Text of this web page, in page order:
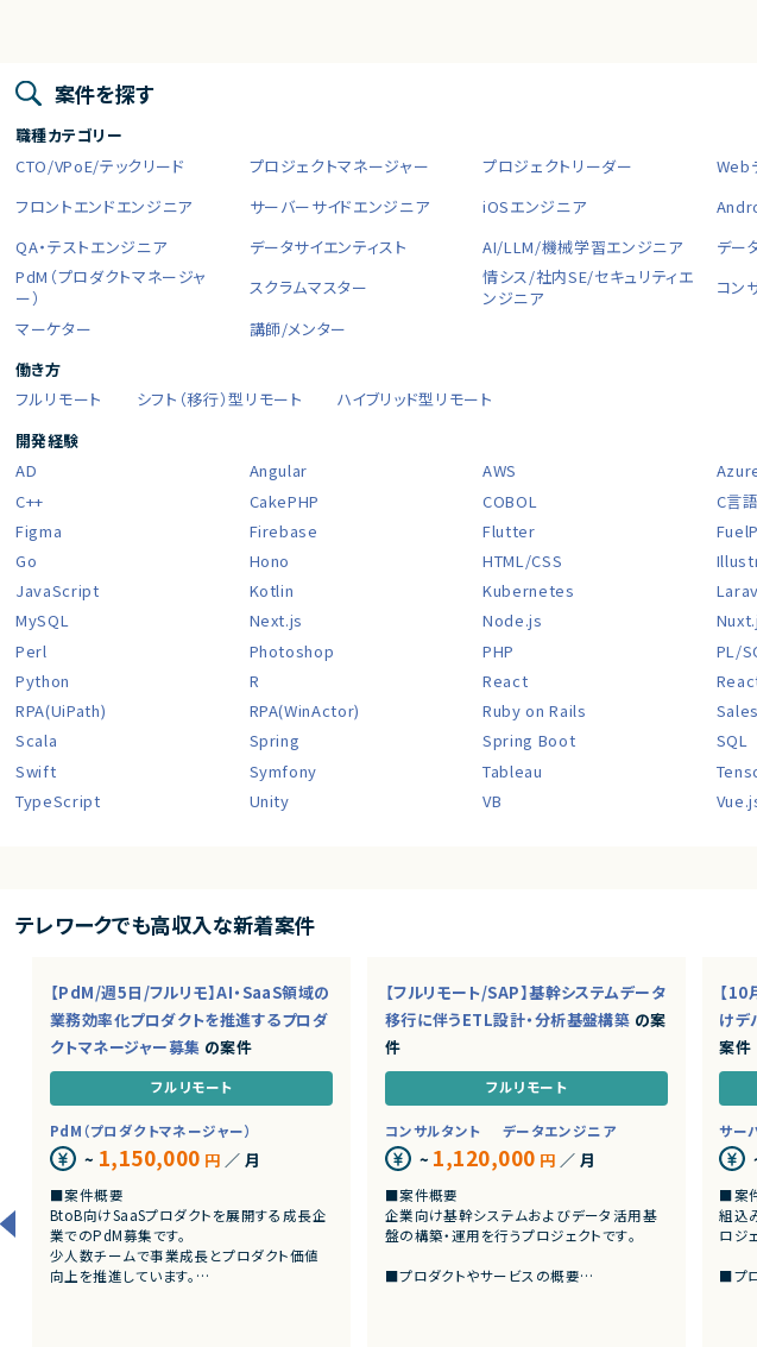
案件を探す
職種カテゴリー
CTO/VPoE/テックリード
プロジェクトマネージャー プロジェクトリーダー Web
フロントエンドエンジニア
サーバーサイドエンジニア iOSエンジニア
QA・テストエンジニア
データサイエンティスト AI/LLM/機械学習エンジニア デー
PdM（プロダクトマネージャ
ー）
スクラムマスター
情シス/社内SE/セキュリティエ
ンジニア
コン
マーケター
講師/メンター
働き方
フルリモート
シフト（移行）型リモート
ハイブリッド型リモート
開発経験
AD
Angular AWS
C++
CakePHP COBOL C言語
Figma
Firebase Flutter
Go
Hono HTML/CSS
JavaScript
Kotlin Kubernetes
MySQL
Next.js Node.js
Perl
Photoshop PHP PL/
Python
R React
RPA(UiPath)
RPA(WinActor) Ruby on Rails
Scala
Spring Spring Boot SQL
Swift
Symfony Tableau
TypeScript
Unity VB
テレワークでも高収入な新着案件
【PdM/週5日/フルリモ】AI・SaaS領域の
業務効率化プロダクトを推進するプロダ
クトマネージャー募集 の案件
フルリモート
PdM（プロダクトマネージャー）
~ 1,150,000 円 ／ 月
■案件概要
BtoB向けSaaSプロダクトを展開する成長企
業でのPdM募集です。
少人数チームで事業成長とプロダクト価値
向上を推進しています。
【フルリモート/SAP】基幹システムデータ
移行に伴うETL設計・分析基盤構築 の案
件
フルリモート
コンサルタント データエンジニア
~ 1,120,000 円 ／ 月
■案件概要
企業向け基幹システムおよびデータ活用基
盤の構築・運用を行うプロジェクトです。
■プロダクトやサービスの概要
【10
けデ
案件
サー
■案
組込
ロジ
■プ